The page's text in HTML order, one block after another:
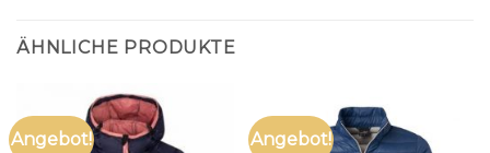
ÄHNLICHE PRODUKTE
Angebot! Angebot!